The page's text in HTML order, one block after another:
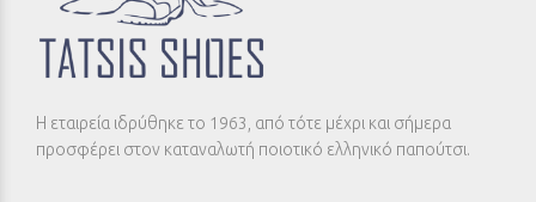
Η εταιρεία ιδρύθηκε το 1963, από τότε μέχρι και σήμερα
προσφέρει στον καταναλωτή ποιοτικό ελληνικό παπούτσι.